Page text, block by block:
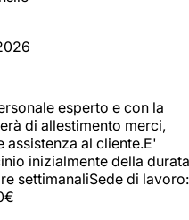
esperto e con la
di allestimento merci,
al cliente.E'
inizialmente della durata
settimanaliSede di lavoro: